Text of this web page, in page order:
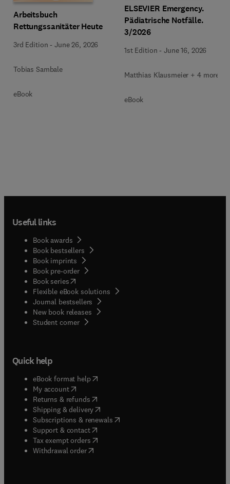
Arbeitsbuch
Rettungssanitäter Heute
3rd Edition -June 26, 2026
Tobias Sambale
eBook
ELSEVIER Emergency.
Pädiatrische Notfälle.
3/2026
1st Edition -June 16, 2026
Matthias Klausmeier + 4 more
eBook
Useful links
Book awards
Book bestsellers
Book imprints
Book pre-order
Book series(opens in new tab/window
Flexible eBook solutions
Journal bestsellers
New book releases
Student corner( opens in new tab/window
Quick help
eBook format help( opens in new tab/window
My account( opens in new tab/window
Returns & refunds( opens in new tab/window
Shipping & delivery(opens in new tab/window
Subscriptions & renewals( opens in new tab/window
Support & contact( opens in new tab/window
Tax exempt orders( opens in new tab/window
Withdrawal order